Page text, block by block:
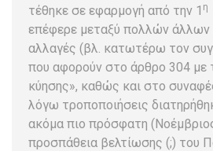
τέθηκε σε εφαρμογή από την 1 η
επέφερε μεταξύ πολλών άλλων
αλλαγές (βλ. κατωτέρω τον
που αφορούν στο άρθρο 304 με
κύησης», καθώς και στο
λόγω τροποποιήσεις
ακόμα πιο πρόσφατη
προσπάθεια βελτίωσης (;) του